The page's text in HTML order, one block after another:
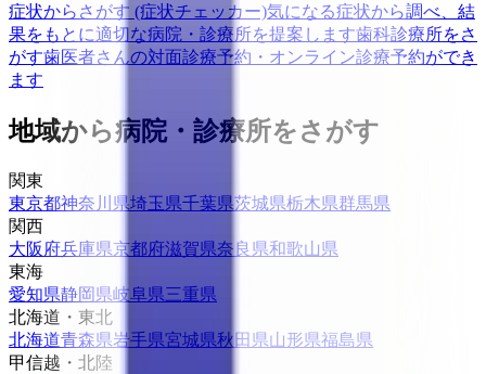
症状からさがす (症状チェッカー)気になる症状から調べ、結
果をもとに適切な病院・診療所を提案します歯科診療所をさ
がす歯医者さんの対面診療予約・オンライン診療予約ができ
ます
地域から病院・診療所をさがす
関東
東京都神奈川県埼玉県千葉県茨城県栃木県群馬県
関西
大阪府兵庫県京都府滋賀県奈良県和歌山県
東海
愛知県静岡県岐阜県三重県
北海道・東北
北海道青森県岩手県宮城県秋田県山形県福島県
甲信越・北陸